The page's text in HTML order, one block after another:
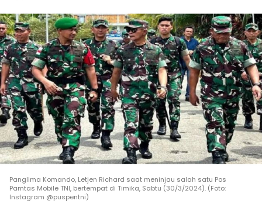
Panglima Komando, Letjen Richard saat meninjau salah satu Pos
Pamtas Mobile TNI, bertempat di Timika, Sabtu (30/3/2024). (Foto:
Instagram @puspentni)